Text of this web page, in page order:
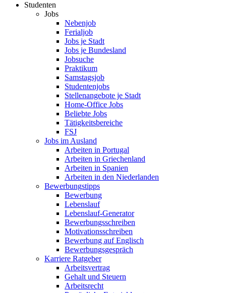
Studenten
Jobs
Nebenjob
Ferialjob
Jobs je Stadt
Jobs je Bundesland
Jobsuche
Praktikum
Samstagsjob
Studentenjobs
Stellenangebote je Stadt
Home-Office Jobs
Beliebte Jobs
Tätigkeitsbereiche
FSJ
Jobs im Ausland
Arbeiten in Portugal
Arbeiten in Griechenland
Arbeiten in Spanien
Arbeiten in den Niederlanden
Bewerbungstipps
Bewerbung
Lebenslauf
Lebenslauf-Generator
Bewerbungsschreiben
Motivationsschreiben
Bewerbung auf Englisch
Bewerbungsgespräch
Karriere Ratgeber
Arbeitsvertrag
Gehalt und Steuern
Arbeitsrecht